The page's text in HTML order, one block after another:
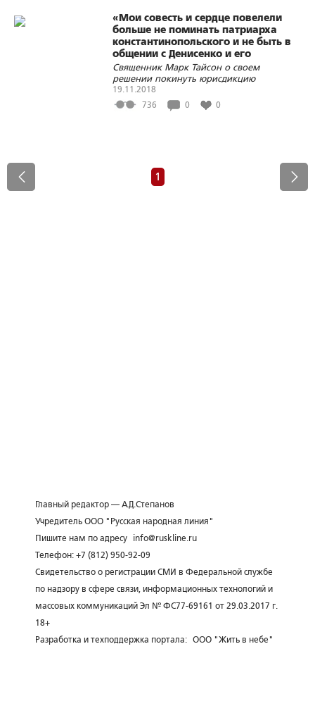
«Мои совесть и сердце повелели
больше не поминать патриарха
константинопольского и не быть в
общении с Денисенко и его
подельниками»
Священник Марк Тайсон о своем
решении покинуть юрисдикцию
Вселенского Патриархата
19.11.2018
736
0 0
1
Главный редактор — А.Д.Степанов
Учредитель ООО "Русская народная линия"
Пишите нам по адресу
info@ruskline.ru
Телефон: +7 (812) 950-92-09
Свидетельство о регистрации СМИ в Федеральной службе
по надзору в сфере связи, информационных технологий и
массовых коммуникаций Эл № ФС77-69161 от 29.03.2017 г.
18+
Разработка и техподдержка портала: ООО "Жить в небе"